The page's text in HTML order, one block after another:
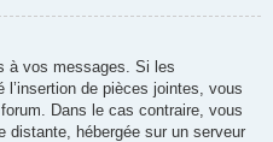
à vos messages. Si les
de pièces jointes, vous
Dans le cas contraire, vous
distante, hébergée sur un serveur